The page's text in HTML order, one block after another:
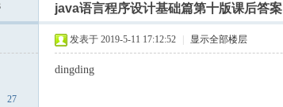
›
java语言程序设计基础篇第十版课后答案
27
发表于 2019-5-11 17:12:52 显示全部楼层
dingding